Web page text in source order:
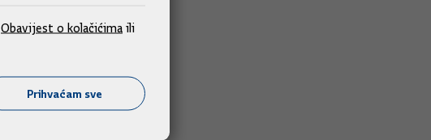
Obavijest o kolačićima ili
Prihvaćam sve